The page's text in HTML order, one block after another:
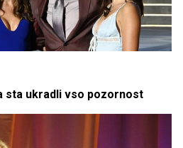
sta ukradli vso pozornost